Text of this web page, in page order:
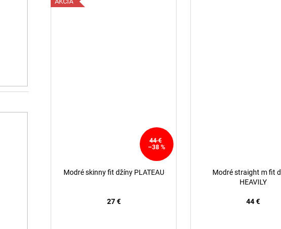
44 €
–38 %
Modré skinny fit džíny PLATEAU
27 €
Modré straight m fit
HEAVILY
44 €